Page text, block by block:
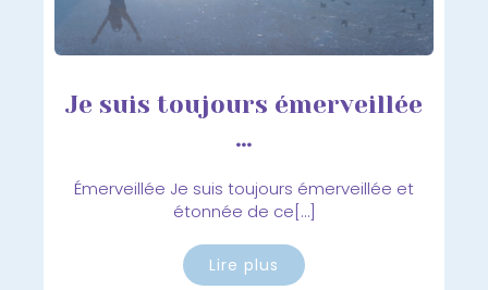
Je suis toujours émerveillée
…
Émerveillée Je suis toujours émerveillée et
étonnée de ce[…]
Lire plus